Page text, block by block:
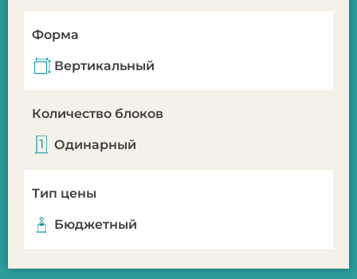
Форма
Вертикальный
Количество блоков
Одинарный
Тип цены
Бюджетный